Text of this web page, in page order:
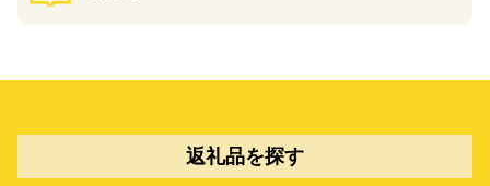
返礼品を探す